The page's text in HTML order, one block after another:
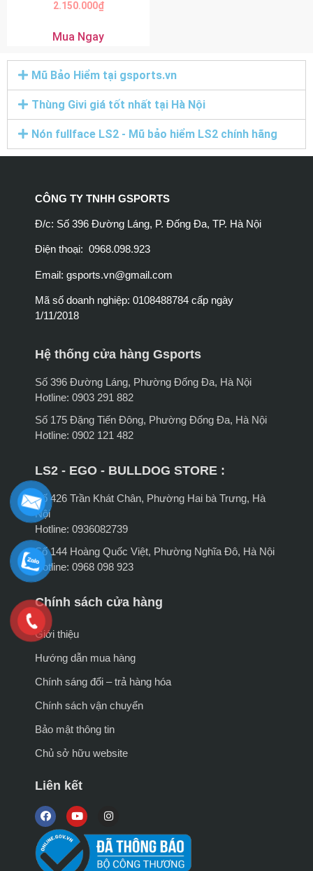
2.150.000₫
Mua Ngay
Mũ Bảo Hiểm tại gsports.vn
Thùng Givi giá tốt nhất tại Hà Nội
Nón fullface LS2 - Mũ bảo hiểm LS2 chính hãng
CÔNG TY TNHH GSPORTS
Đ/c: Số 396 Đường Láng, P. Đống Đa, TP. Hà Nội
Điện thoại: 0968.098.923
Email: gsports.vn@gmail.com
Mã số doanh nghiệp: 0108488784 cấp ngày
1/11/2018
Hệ thống cửa hàng Gsports
Số 396 Đường Láng, Phường Đống Đa, Hà Nội
Hotline: 0903 291 882
Số 175 Đặng Tiến Đông, Phường Đống Đa, Hà Nội
Hotline: 0902 121 482
LS2 - EGO - BULLDOG STORE :
Số 426 Trần Khát Chân, Phường Hai bà Trưng, Hà
Nội
Hotline: 0936082739
Số 144 Hoàng Quốc Việt, Phường Nghĩa Đô, Hà Nội
Hotline: 0968 098 923
Chính sách cửa hàng
Giới thiệu
Hướng dẫn mua hàng
Chính sáng đổi – trả hàng hóa
Chính sách vận chuyển
Bảo mật thông tin
Chủ sở hữu website
Liên kết